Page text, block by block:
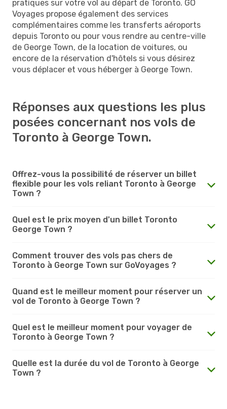
pratiques sur votre vol au départ de Toronto. GO
Voyages propose également des services
complémentaires comme les transferts aéroports
depuis Toronto ou pour vous rendre au centre-ville
de George Town, de la location de voitures, ou
encore de la réservation d'hôtels si vous désirez
vous déplacer et vous héberger à George Town.
Réponses aux questions les plus
posées concernant nos vols de
Toronto à George Town.
Offrez-vous la possibilité de réserver un billet
flexible pour les vols reliant Toronto à George
Town ?
Quel est le prix moyen d'un billet Toronto
George Town ?
Comment trouver des vols pas chers de
Toronto à George Town sur GoVoyages ?
Quand est le meilleur moment pour réserver un
vol de Toronto à George Town ?
Quel est le meilleur moment pour voyager de
Toronto à George Town ?
Quelle est la durée du vol de Toronto à George
Town ?